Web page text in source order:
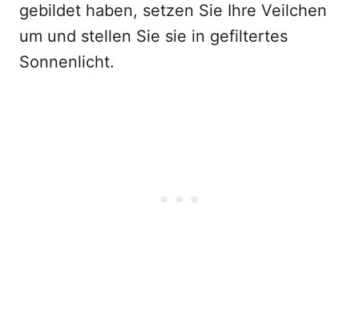
gebildet haben, setzen Sie Ihre Veilchen
um und stellen Sie sie in gefiltertes
Sonnenlicht.